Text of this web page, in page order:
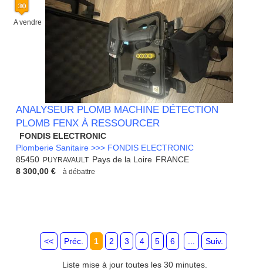
A vendre
ANALYSEUR PLOMB MACHINE DÉTECTION
PLOMB FENX À RESSOURCER
FONDIS ELECTRONIC
Plomberie Sanitaire >>> FONDIS ELECTRONIC
85450
PUYRAVAULT Pays de la Loire FRANCE
8 300,00 €
à débattre
<< Préc. 1 2 3 4 5 6 ... Suiv.
Liste mise à jour toutes les 30 minutes.